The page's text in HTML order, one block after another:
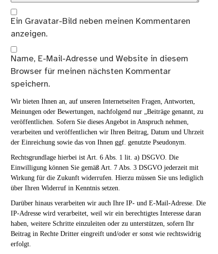
Ein Gravatar-Bild neben meinen Kommentaren
anzeigen.
Name, E-Mail-Adresse und Website in diesem
Browser für meinen nächsten Kommentar
speichern.
Wir bieten Ihnen an, auf unseren Internetseiten Fragen, Antworten,
Meinungen oder Bewertungen, nachfolgend nur „Beiträge genannt, zu
veröffentlichen. Sofern Sie dieses Angebot in Anspruch nehmen,
verarbeiten und veröffentlichen wir Ihren Beitrag, Datum und Uhrzeit
der Einreichung sowie das von Ihnen ggf. genutzte Pseudonym.
Rechtsgrundlage hierbei ist Art. 6 Abs. 1 lit. a) DSGVO. Die
Einwilligung können Sie gemäß Art. 7 Abs. 3 DSGVO jederzeit mit
Wirkung für die Zukunft widerrufen. Hierzu müssen Sie uns lediglich
über Ihren Widerruf in Kenntnis setzen.
Darüber hinaus verarbeiten wir auch Ihre IP- und E-Mail-Adresse. Die
IP-Adresse wird verarbeitet, weil wir ein berechtigtes Interesse daran
haben, weitere Schritte einzuleiten oder zu unterstützen, sofern Ihr
Beitrag in Rechte Dritter eingreift und/oder er sonst wie rechtswidrig
erfolgt.